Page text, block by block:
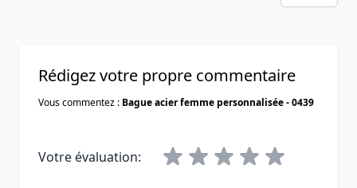
Rédigez votre propre commentaire
Vous commentez : Bague acier femme personnalisée - 0439
Votre évaluation: